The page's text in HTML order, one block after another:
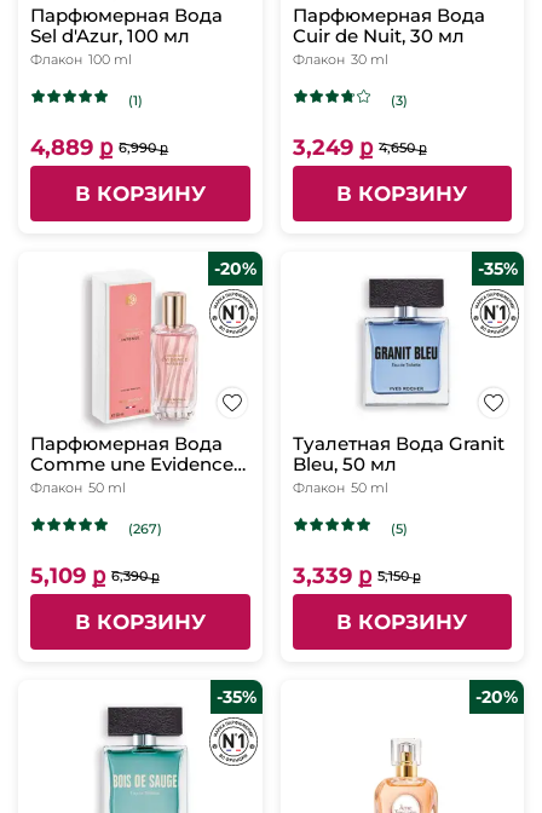
Парфюмерная Вода
Sel d'Azur, 100 мл
Флакон 100 ml
(1)
4,889 ք 6,990 ք
В КОРЗИНУ
Парфюмерная Вода
Cuir de Nuit, 30 мл
Флакон 30 ml
(3)
3,249 ք 4,650 ք
В КОРЗИНУ
-20%
Парфюмерная Вода
Comme une Evidence
Intense, 50 мл
Флакон 50 ml
(267)
5,109 ք 6,390 ք
В КОРЗИНУ
-35%
Туалетная Вода Granit
Bleu, 50 мл
Флакон 50 ml
(5)
3,339 ք 5,150 ք
В КОРЗИНУ
-35% -20%